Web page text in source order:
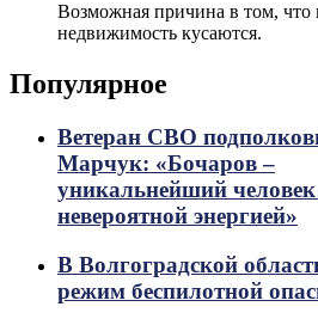
Возможная причина в том, что
недвижимость кусаются.
Популярное
Ветеран СВО
Марчук: «Бочаров –
уникальнейший человек
невероятной энергией»
В Волгоградской
режим беспилотной